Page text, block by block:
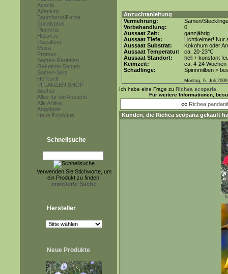
Acacia
Adenium
Baumfarne/Farne
Eucalyptus
Plumeria
Hibiskus
Passiflora
Musa
Proteen
Samen-Raritäten
Gekeimte Samen
Samen-Sets
Herkunft
PFLANZEN SHOP
Bücher
Alles für die Anzucht
Alle Artikel
Angebote
Neue Produkte
Schnellsuche
Verwenden Sie Stichworte, um
ein Produkt zu finden.
erweiterte Suche
Hersteller
Neue Produkte
Anzuchtanleitung
Vermehrung:
Samen/Stecklinge
Vorbehandlung:
0
Aussaat Zeit:
ganzjährig
Aussaat Tiefe:
Lichtkeimer! Nur
Aussaat Substrat:
Kokohum oder
Aussaat Temperatur:
ca. 20-23°C
Aussaat Standort:
hell + konstant
Keimzeit:
ca. 4-24 Wochen
Schädlinge:
Spinnmilben >
Montag, 6. Juli 2009
Ich habe eine Frage zu Richea scoparia
Für weitere Informationen,
«« Richea
Kunden, die Richea scoparia gekauft